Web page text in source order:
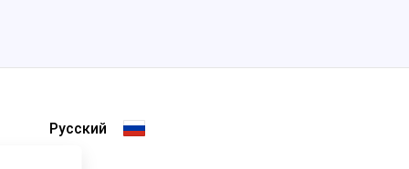
их к новым тратам с помощью